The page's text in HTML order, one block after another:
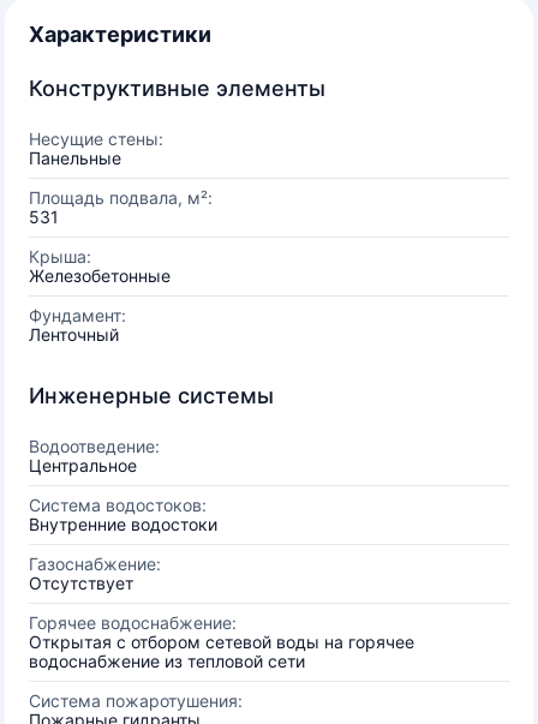
Характеристики
Конструктивные элементы
Несущие стены:
Панельные
Площадь подвала, м²:
531
Крыша:
Железобетонные
Фундамент:
Ленточный
Инженерные системы
Водоотведение:
Центральное
Система водостоков:
Внутренние водостоки
Газоснабжение:
Отсутствует
Горячее водоснабжение:
Открытая с отбором сетевой воды на горячее
водоснабжение из тепловой сети
Система пожаротушения:
Пожарные гидранты